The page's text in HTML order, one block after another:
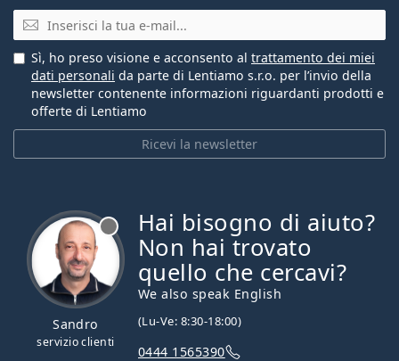
E-mail
Ricevi la newsletter
Sì, ho preso visione e acconsento al trattamento dei miei
dati personali da parte di Lentiamo s.r.o. per l’invio della
newsletter contenente informazioni riguardanti prodotti e
offerte di Lentiamo
Sandro
servizio clienti
Hai bisogno di aiuto?
Non hai trovato
quello che cercavi?
We also speak English
(Lu-Ve: 8:30-18:00)
0444 1565390